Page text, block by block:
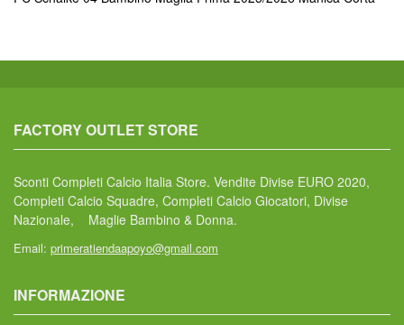
FACTORY OUTLET STORE
Sconti Completi Calcio Italia Store. Vendite Divise EURO 2020,
Completi Calcio Squadre, Completi Calcio Giocatori, Divise
Nazionale, Maglie Bambino & Donna.
Email: primeratiendaapoyo@gmail.com
INFORMAZIONE